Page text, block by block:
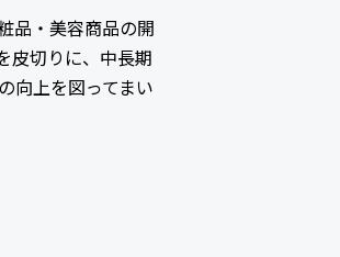
品・美容商品の開
皮切りに、中長期
向上を図ってまい